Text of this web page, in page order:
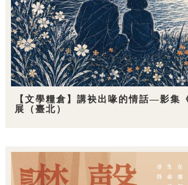
【文學糧倉】講袂出喙的情話—影集
展（臺北）